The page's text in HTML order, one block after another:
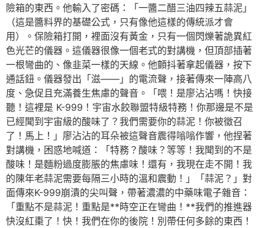
險箱的東西。他輸入了密碼：「一醬二醋三油四辣五蒜泥」
（這是醬料界的基礎公式，只有像他這樣的傳統派才會
用）。保險箱打開，裡面沒有黃金，只有一個閃爍著詭異紅
色光芒的儀器。這儀器很像一個老式的對講機，但頂部插著
一根彎曲的、像韭菜一樣的天線。他顫抖著拿起儀器，按下
通話鈕。儀器發出「滋——」的電流聲，接著傳來一陣高八
度、急促且充滿養生焦慮的聲音。「喂！是廖沾沾嗎！快接
聽！這裡是 K-999！宇宙水餃聯盟特級特務！你那邊是不是
已經聞到宇宙級的酸味了？我們需要你的蒜泥！你被徵召
了！馬上！」廖沾沾的耳朵被這聲音震得嗡嗡作響，他捏著
對講機，困惑地喊道：「特務？酸味？等等！我聞到的不是
酸味！是麵粉過度膨脹的焦慮味！還有，我現在走不開！我
的陳年老蒜泥需要每隔三小時的溫和震動！」「蒜泥？」對
面傳來K-999崩潰的尖叫聲，帶著濃濃的中藥味電子雜音：
「重點不是蒜泥！重點是**時空正在彎曲！**我們的推進器
快沒紅棗了！快！我們在你的後院！別帶任何多餘的東西！